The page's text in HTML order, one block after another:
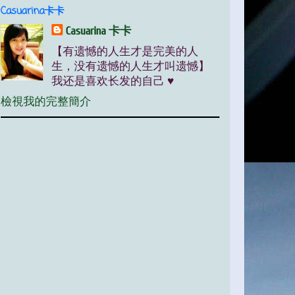
Casuarina卡卡
Casuarina 卡卡
【有遗憾的人生才是完美的人
生，没有遗憾的人生才叫遗憾】
我还是喜欢长发的自己 ♥
檢視我的完整簡介